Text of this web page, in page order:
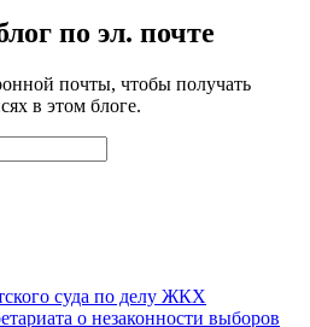
по эл. почте
почты, чтобы получать
в этом блоге.
суда по делу ЖКХ
о незаконности выборов